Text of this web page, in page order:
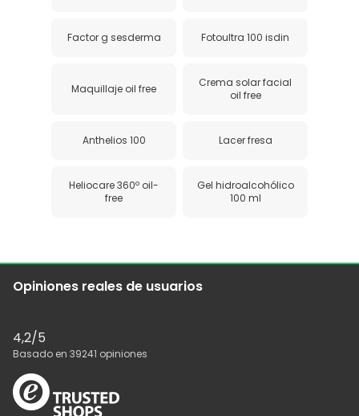
Factor g sesderma Fotoultra 100 isdin
Maquillaje oil free
Crema solar facial
oil free
Anthelios 100 Lacer fresa
Heliocare 360º oil-
free
Gel hidroalcohólico
100 ml
Opiniones reales de usuarios
4,2/5
Basado en 39241 opiniones